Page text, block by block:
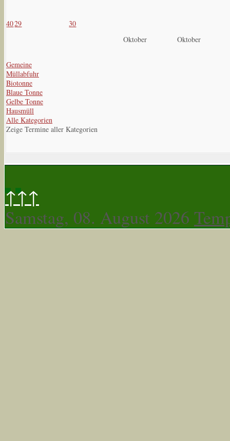
4029
30
Oktober
Oktober
Gemeine
Müllabfuhr
Biotonne
Blaue Tonne
Gelbe Tonne
Hausmüll
Alle Kategorien
Zeige Termine aller Kategorien
↑↑↑
Samstag, 08. August 2026